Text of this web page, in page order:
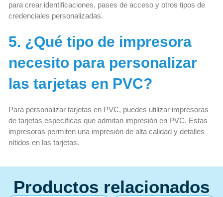
para crear identificaciones, pases de acceso y otros tipos de
credenciales personalizadas.
5. ¿Qué tipo de impresora
necesito para personalizar
las tarjetas en PVC?
Para personalizar tarjetas en PVC, puedes utilizar impresoras
de tarjetas específicas que admitan impresión en PVC. Estas
impresoras permiten una impresión de alta calidad y detalles
nítidos en las tarjetas.
Productos relacionados